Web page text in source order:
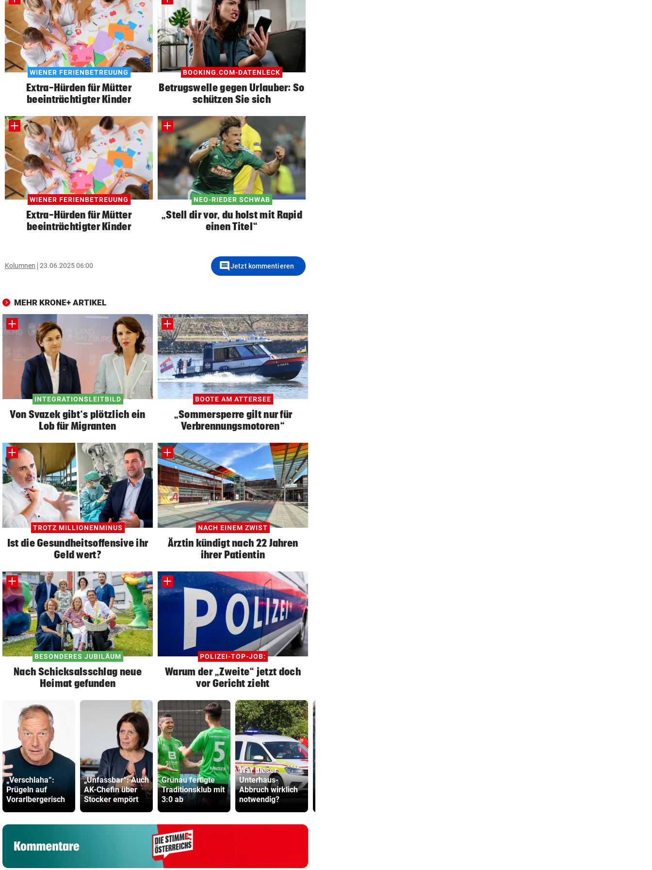
WIENER FERIENBETREUUNG
Extra-Hürden für Mütter
beeinträchtigter Kinder
BOOKING.COM-DATENLECK
Betrugswelle gegen Urlauber: So
schützen Sie sich
WIENER FERIENBETREUUNG
Extra-Hürden für Mütter
beeinträchtigter Kinder
NEO-RIEDER SCHWAB
„Stell dir vor, du holst mit Rapid
einen Titel“
Kolumnen 23.06.2025 06:00 commentJetzt kommentieren
MEHR KRONE+ ARTIKEL
INTEGRATIONSLEITBILD
Von Svazek gibt‘s plötzlich ein
Lob für Migranten
BOOTE AM ATTERSEE
„Sommersperre gilt nur für
Verbrennungsmotoren“
TROTZ MILLIONENMINUS
Ist die Gesundheitsoffensive ihr
Geld wert?
NACH EINEM ZWIST
Ärztin kündigt nach 22 Jahren
ihrer Patientin
BESONDERES JUBILÄUM
Nach Schicksalsschlag neue
Heimat gefunden
POLIZEI-TOP-JOB:
Warum der „Zweite“ jetzt doch
vor Gericht zieht
„Verschlaha“:
Prügeln auf
Vorarlbergerisch
„Unfassbar“: Auch
AK-Chefin über
Stocker empört
Grünau fertigte
Traditionsklub mit
3:0 ab
War dieser
Unterhaus-
Abbruch wirklich
notwendig?